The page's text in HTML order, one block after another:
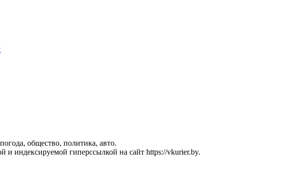
общество, политика, авто.
и индексируемой гиперссылкой на сайт https://vkurier.by.